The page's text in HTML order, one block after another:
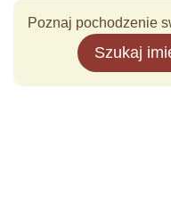
Poznaj pochodzenie
Szukaj